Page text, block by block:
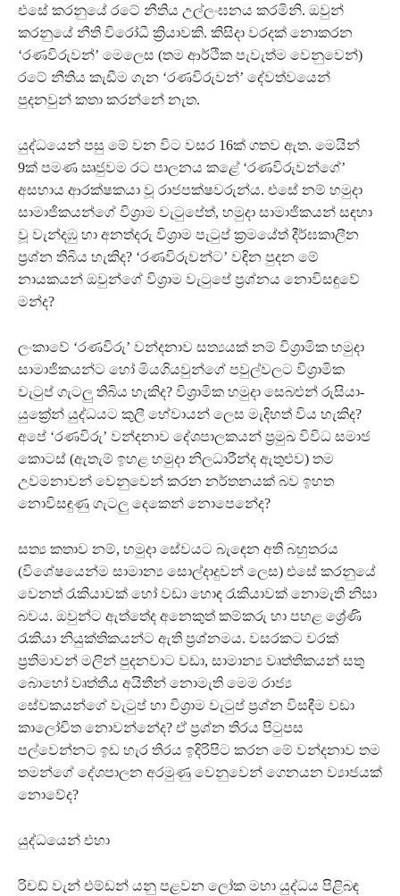
එසේ කරනුයේ රටේ නීතිය උල්ලංඝනය කරමිනි. ඔවුන්
කරනුයේ නීති විරෝධී ක්‍රියාවකි. කිසිදා වරදක් නොකරන
‘රණවිරුවන්’ මෙලෙස (තම ආර්ථික පැවැත්ම වෙනුවෙන්)
රටේ නීතිය කැඩීම ගැන ‘රණවිරුවන්’ දේවත්වයෙන්
පුදනවුන් කතා කරන්නේ නැත.
යුද්ධයෙන් පසු මේ වන විට වසර 16ක් ගතව ඇත. මෙයින්
9ක් පමණ ඍජුවම රට පාලනය කළේ ‘රණවිරුවන්ගේ’
අසහාය ආරක්ෂකයා වූ රාජපක්ෂවරුන්ය. එසේ නම් හමුදා
සාමාජිකයන්ගේ විශ්‍රාම වැටුපේත්, හමුදා සාමාජිකයන් සඳහා
වූ වැන්දඹු හා අනත්දරු විශ්‍රාම පැටුප් ක්‍රමයේත් දීර්ඝකාලීන
ප්‍රශ්න තිබිය හැකිද? ‘රණවිරුවන්ට’ වඳින පුදන මේ
නායකයන් ඔවුන්ගේ විශ්‍රාම වැටුපේ ප්‍රශ්නය නොවිසඳුවේ
මන්ද?
ලංකාවේ ‘රණවිරු’ වන්දනාව සත්‍යයක් නම් විශ්‍රාමික හමුදා
සාමාජිකයන්ට හෝ මියගියවුන්ගේ පවුල්වලට විශ්‍රාමික
වැටුප් ගැටලු තිබිය හැකිද? විශ්‍රාමික හමුදා සෙබළුන් රුසියා-
යුක්‍රේන් යුද්ධයට කුලී හේවායන් ලෙස මැදිහත් විය හැකිද?
අපේ ‘රණවිරු’ වන්දනාව දේශපාලකයන් ප්‍රමුඛ විවිධ සමාජ
කොටස් (ඇතැම් ඉහළ හමුදා නිලධාරීන්ද ඇතුළුව) තම
උවමනාවන් වෙනුවෙන් කරන නර්තනයක් බව ඉහත
නොවිසඳුණු ගැටලු දෙකෙන් නොපෙනේද?
සත්‍ය කතාව නම්, හමුදා සේවයට බැඳෙන අති බහුතරය
(විශේෂයෙන්ම සාමාන්‍ය සොල්දාදුවන් ලෙස) එසේ කරනුයේ
වෙනත් රැකියාවක් හෝ වඩා හොඳ රැකියාවක් නොමැති නිසා
බවය. ඔවුන්ට ඇත්තේද අනෙකුත් කම්කරු හා පහළ ශ්‍රේණි
රැකියා නියුක්තිකයන්ට ඇති ප්‍රශ්නමය. වසරකට වරක්
ප්‍රතිමාවන් මලින් පුදනවාට වඩා, සාමාන්‍ය වෘත්තිකයන් සතු
බොහෝ වෘත්තීය අයිතීන් නොමැති මෙම රාජ්‍ය
සේවකයන්ගේ වැටුප් හා විශ්‍රාම වැටුප් ප්‍රශ්න විසඳීම වඩා
කාලෝචිත නොවන්නේද? ඒ ප්‍රශ්න තිරය පිටුපස
පල්වෙන්නට ඉඩ හැර තිරය ඉදිරිපිට කරන මේ වන්දනාව තම
තමන්ගේ දේශපාලන අරමුණු වෙනුවෙන් ගෙනයන ව්‍යාජයක්
නොවේද?
යුද්ධයෙන් එහා
රිචඩ් වැන් එම්ඩන් යනු පළවන ලෝක මහා යුද්ධය පිළිබඳ